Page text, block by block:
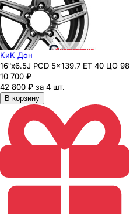
КиК Дон
16"x6.5J PCD 5x139.7 ЕТ 40 ЦО 98
10 700 ₽
42 800 ₽ за 4 шт.
В корзину